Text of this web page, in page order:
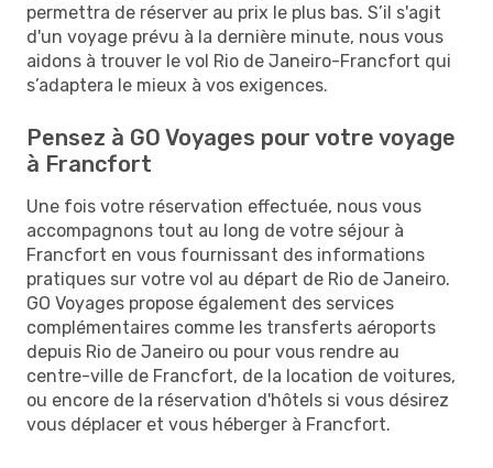
permettra de réserver au prix le plus bas. S’il s'agit
d'un voyage prévu à la dernière minute, nous vous
aidons à trouver le vol Rio de Janeiro-Francfort qui
s’adaptera le mieux à vos exigences.
Pensez à GO Voyages pour votre voyage
à Francfort
Une fois votre réservation effectuée, nous vous
accompagnons tout au long de votre séjour à
Francfort en vous fournissant des informations
pratiques sur votre vol au départ de Rio de Janeiro.
GO Voyages propose également des services
complémentaires comme les transferts aéroports
depuis Rio de Janeiro ou pour vous rendre au
centre-ville de Francfort, de la location de voitures,
ou encore de la réservation d'hôtels si vous désirez
vous déplacer et vous héberger à Francfort.